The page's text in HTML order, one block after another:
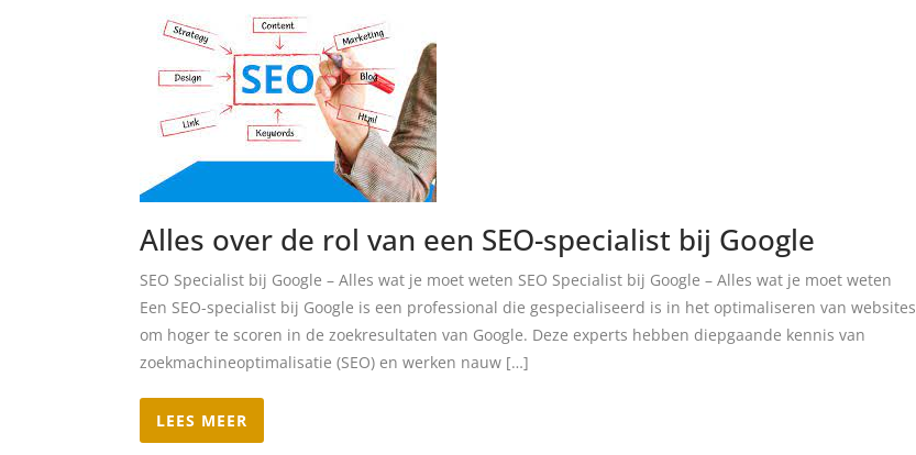
Alles over de rol van een SEO-specialist bij Google
SEO Specialist bij Google – Alles wat je moet weten SEO Specialist bij Google – Alles wat je moet weten
Een SEO-specialist bij Google is een professional die gespecialiseerd is in het optimaliseren van websites
om hoger te scoren in de zoekresultaten van Google. Deze experts hebben diepgaande kennis van
zoekmachineoptimalisatie (SEO) en werken nauw […]
LEES MEER